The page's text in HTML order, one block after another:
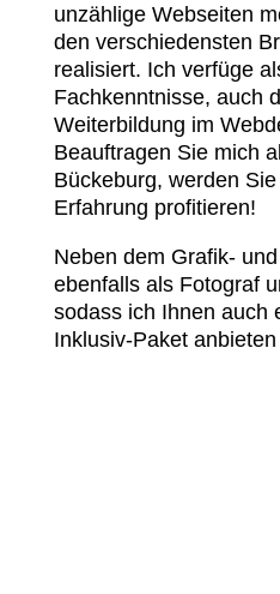
unzählige Webseiten
den verschiedensten
realisiert. Ich verfüge
Fachkenntnisse, auch
Weiterbildung im
Beauftragen Sie mich
Bückeburg, werden
Erfahrung profitieren!
Neben dem Grafik-
ebenfalls als Fotograf
sodass ich Ihnen auch
Inklusiv-Paket